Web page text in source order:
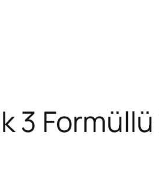
3 Formüllü